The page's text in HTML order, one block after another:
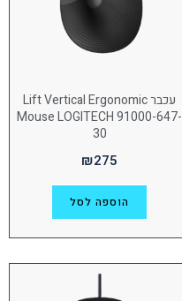
עכבר Lift Vertical Ergonomic
Mouse LOGITECH 91000-647-
30
₪275
הוספה לסל